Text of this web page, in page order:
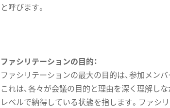
と呼びます。
ファシリテーションの目的：
ファシリテーションの最大の目的は、参加メンバ
これは、各々が会議の目的と理由を深く理解し
レベルで納得している状態を指します。ファシ